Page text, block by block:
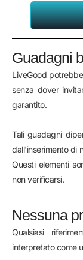
Guadagni
LiveGood
senza dover
garantito.
Tali guadagni
dall'inserimento di
Questi elementi
non verificarsi.
Nessuna
Qualsiasi
interpretato come